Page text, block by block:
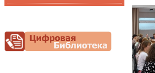
Снижение
документационной
нагрузки